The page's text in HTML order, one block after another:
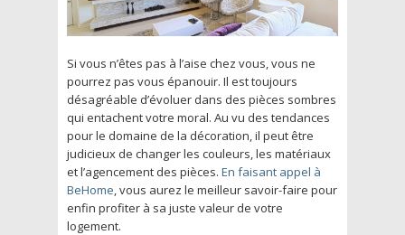
Si vous n’êtes pas à l’aise chez vous, vous ne
pourrez pas vous épanouir. Il est toujours
désagréable d’évoluer dans des pièces sombres
qui entachent votre moral. Au vu des tendances
pour le domaine de la décoration, il peut être
judicieux de changer les couleurs, les matériaux
et l’agencement des pièces. En faisant appel à
BeHome, vous aurez le meilleur savoir-faire pour
enfin profiter à sa juste valeur de votre
logement.